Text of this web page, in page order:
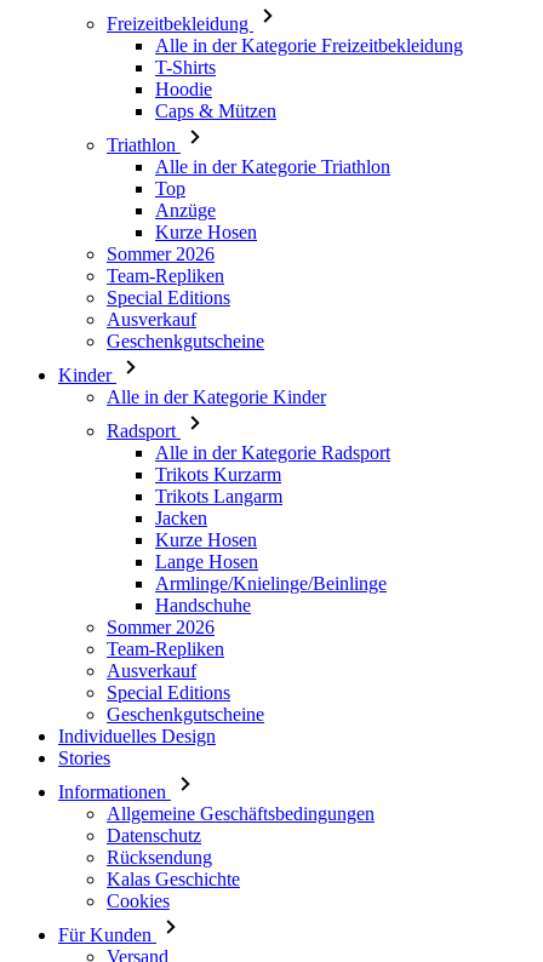
Caps & Mützen
Triathlon
Alle in der Kategorie Triathlon
Top
Anzüge
Kurze Hosen
Sommer 2026
Team-Repliken
Special Editions
Ausverkauf
Geschenkgutscheine
Kinder
Alle in der Kategorie Kinder
Radsport
Alle in der Kategorie Radsport
Trikots Langarm
Jacken
Kurze Hosen
Lange Hosen
Armlinge/Knielinge/Beinlinge
Handschuhe
Sommer 2026
Team-Repliken
Ausverkauf
Special Editions
Geschenkgutscheine
Individuelles Design
Stories
Informationen
Allgemeine Geschäftsbedingungen
Datenschutz
Rücksendung
Kalas Geschichte
Cookies
Für Kunden
Versand
Download
Haufig gestellte Fragen
Grössentabelle
Kontakt